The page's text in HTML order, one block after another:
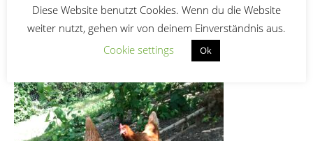
HÜHNER-QUARTETT FÜR IMMER IN
SICHERHEIT
Diese Website benutzt Cookies. Wenn du die Website
weiter nutzt, gehen wir von deinem Einverständnis aus.
Cookie settings
Ok